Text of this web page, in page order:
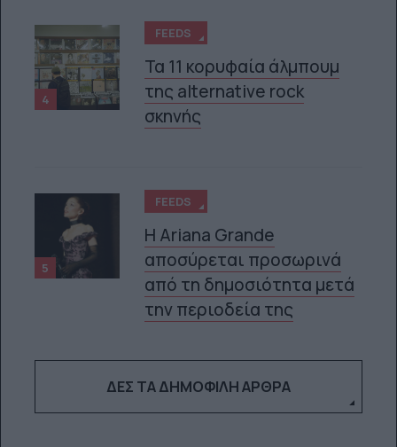
4
FEEDS
Τα 11 κορυφαία άλμπουμ
της alternative rock
σκηνής
5
FEEDS
Η Ariana Grande
αποσύρεται προσωρινά
από τη δημοσιότητα μετά
την περιοδεία της
ΔΕΣ ΤΑ ΔΗΜΟΦΙΛΉ ΆΡΘΡΑ